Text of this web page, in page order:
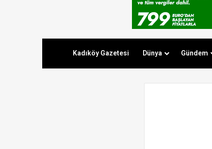
Kadıköy Gazetesi Dünya Gündem